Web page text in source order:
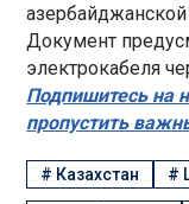
Документ
электрокабеля
Подпишитесь на
пропустить
# Казахстан #